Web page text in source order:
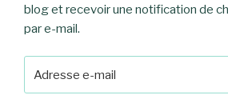
blog et recevoir une notification de
par e-mail.